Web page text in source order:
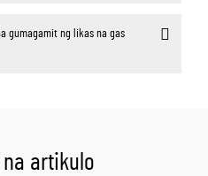
gumagamit ng likas na gas
na artikulo